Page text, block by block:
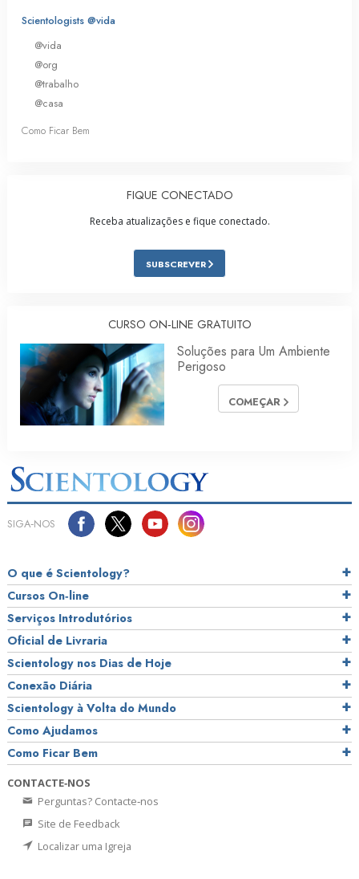
Scientologists @vida
@vida
@org
@trabalho
@casa
Como Ficar Bem
FIQUE CONECTADO
Receba atualizações e fique conectado.
SUBSCREVER
CURSO ON‑LINE GRATUITO
Soluções para Um Ambiente
Perigoso
COMEÇAR
SIGA‑NOS
O que é Scientology?
Cursos On‑line
Serviços Introdutórios
Oficial de Livraria
Scientology nos Dias de Hoje
Conexão Diária
Scientology à Volta do Mundo
Como Ajudamos
Como Ficar Bem
CONTACTE‑NOS
Perguntas? Contacte‑nos
Site de Feedback
Localizar uma Igreja